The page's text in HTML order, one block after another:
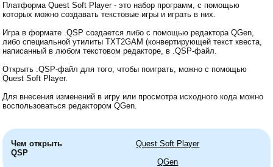
Платформа Quest Soft Player - это набор программ, с помощью
которых можно создавать текстовые игры и играть в них.
Игра в формате .QSP создается либо с помощью редактора QGen,
либо специальной утилиты TXT2GAM (конвертирующей текст квеста,
написанный в любом текстовом редакторе, в .QSP-файл.
Открыть .QSP-файл для того, чтобы поиграть, можно с помощью
Quest Soft Player.
Для внесения изменений в игру или просмотра исходного кода можно
воспользоваться редактором QGen.
Чем открыть
QSP
Quest Soft Player
QGen